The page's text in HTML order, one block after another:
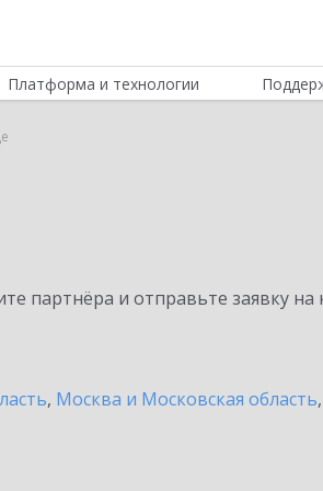
Платформа и технологии
партнёра и отправьте заявку
, Москва и Московская область,